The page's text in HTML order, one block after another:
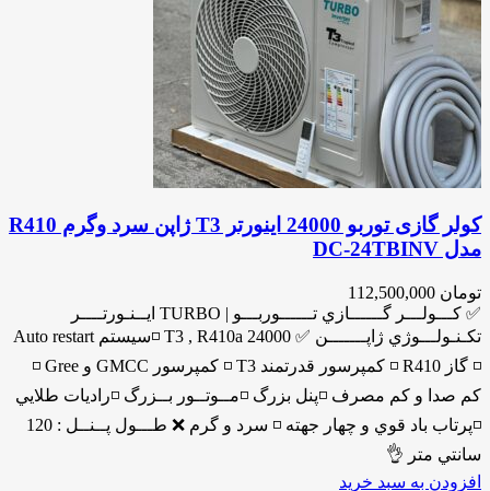
کولر گازی توربو 24000 اینورتر T3 ژاپن سرد وگرم R410
مدل DC-24TBINV
تومان
✅ كـــولـــر گــــــازي تــــــوربـــو | TURBO ايــنـورتــــر
تكـنـولـــوژي ژاپـــــــن ✅ 24000 T3 , R410a ◽️سيستم Auto restart
◽️ گاز R410 ◽️ كمپرسور قدرتمند T3 ◽️ كمپرسور GMCC و Gree ◽️
كم صدا و كم مصرف ◽️پنل بزرگ ◽️مــوتــور بــزرگ ◽️راديات طلايي
◽️پرتاب باد قوي و چهار جهته ◽️ سرد و گرم ❌ طـــول پــنــل : 120
سانتي متر 👌
افزودن به سبد خرید